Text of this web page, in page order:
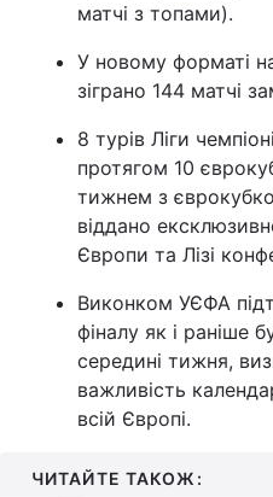
матчі з топами).
У новому форматі
зіграно 144 матчі
8 турів Ліги
протягом 10
тижнем з
віддано
Європи та Лізі
Виконком УЄФА
фіналу як і раніше
середині тижня,
важливість
всій Європі.
ЧИТАЙТЕ ТАКОЖ: